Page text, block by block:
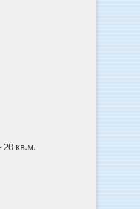
20 кв.м.